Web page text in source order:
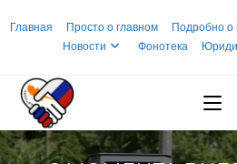
Главная Просто о главном Подробно о
Новости
Фонотека